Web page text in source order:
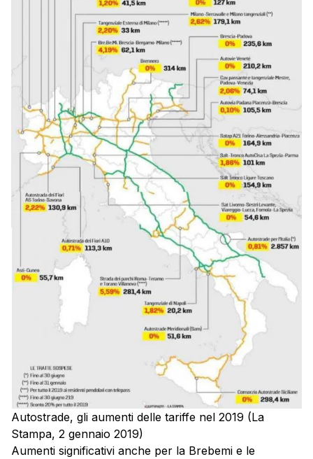
Autostrade, gli aumenti delle tariffe nel 2019 (La
Stampa, 2 gennaio 2019)
Aumenti significativi anche per la Brebemi e le